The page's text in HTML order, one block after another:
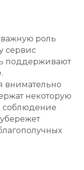
важную роль
сервис
поддерживают
внимательно
некоторую
соблюдение